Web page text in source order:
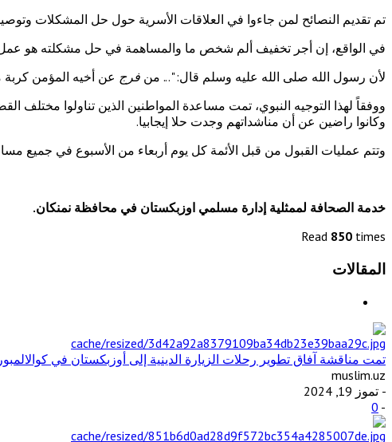
تم تقديم النصائح لمن جاءوا في العلاقات الأسرية حول حل المشكلات
في الواقع، إن أجر تخفيف ألم شخص ما والمساهمة في حل مشكلته هو
لأن رسول الله صلى الله عليه وسلم قال: "... من فرج عن أخيه المؤمن كربة
ووفقاً لهذا التوجيه النبوي، تمت مساعدة المواطنين الذين تناولوا مختلف
وكانوا راضين عن أن مناشداتهم وجدت حلا إيجابيا.
وتتم عمليات القبول من قبل الأئمة كل يوم أربعاء من الأسبوع في جميع
خدمة الصحافة لممثلية إدارة مسلمي اوزبكستان في محافظة نمنكان.
Read 850 times
المقالات
تمت مناقشة آفاق تطوير رحلات الزيارة الدينية إلى أوزبكستان في كوالالمبور
muslim.uz
- تموز 19, 2024
-
0